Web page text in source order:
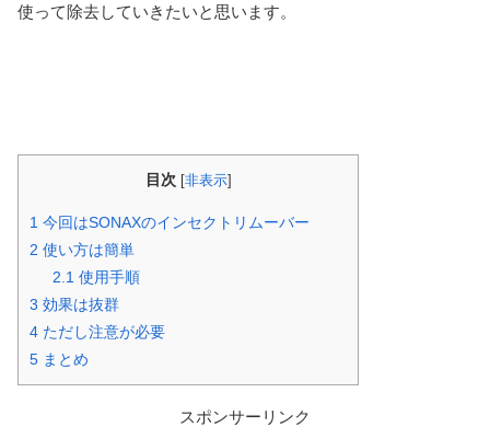
使って除去していきたいと思います。
目次 [非表示]
1 今回はSONAXのインセクトリムーバー
2 使い方は簡単
2.1 使用手順
3 効果は抜群
4 ただし注意が必要
5 まとめ
スポンサーリンク